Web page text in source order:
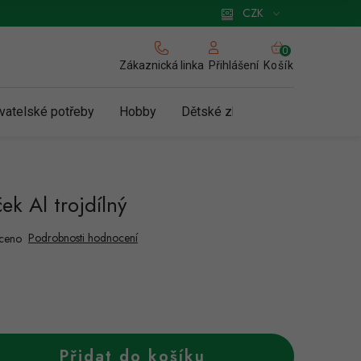
Zásady používání cookies
CZK
Zákaznická linka Přihlášení
NÁKUPNÍ
KOŠÍK
Košík
potřeby Hobby Dětské zboží a hračky
Al trojdílný
Podrobnosti hodnocení
Přidat do košíku